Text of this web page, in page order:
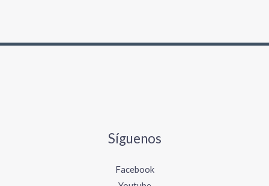
Síguenos
Facebook